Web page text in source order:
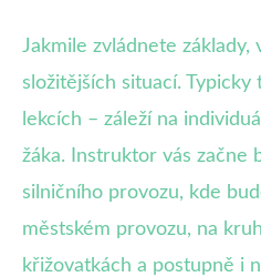
Jakmile zvládnete základy,
složitějších situací. Typicky
lekcích – záleží na
žáka. Instruktor vás začne
silničního provozu, kde
městském provozu, na
křižovatkách a postupně i